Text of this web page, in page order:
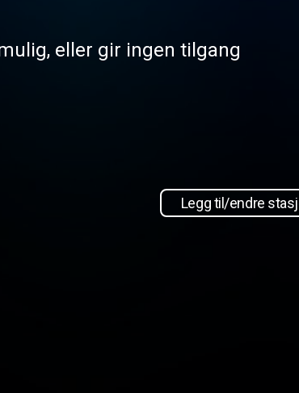
eller gir ingen tilgang
Legg til/endre